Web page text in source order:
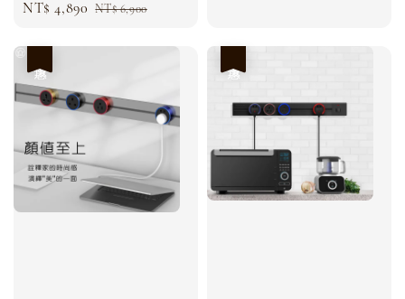
Sale
NT$ 4,890 Regular
NT$ 6,900